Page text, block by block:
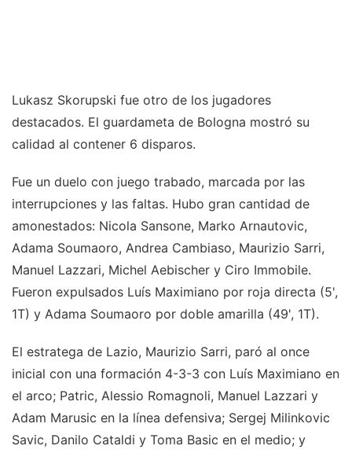
Lukasz Skorupski fue otro de los jugadores
destacados. El guardameta de Bologna mostró su
calidad al contener 6 disparos.
Fue un duelo con juego trabado, marcada por las
interrupciones y las faltas. Hubo gran cantidad de
amonestados: Nicola Sansone, Marko Arnautovic,
Adama Soumaoro, Andrea Cambiaso, Maurizio Sarri,
Manuel Lazzari, Michel Aebischer y Ciro Immobile.
Fueron expulsados Luís Maximiano por roja directa (5',
1T) y Adama Soumaoro por doble amarilla (49', 1T).
El estratega de Lazio, Maurizio Sarri, paró al once
inicial con una formación 4-3-3 con Luís Maximiano en
el arco; Patric, Alessio Romagnoli, Manuel Lazzari y
Adam Marusic en la línea defensiva; Sergej Milinkovic
Savic, Danilo Cataldi y Toma Basic en el medio; y